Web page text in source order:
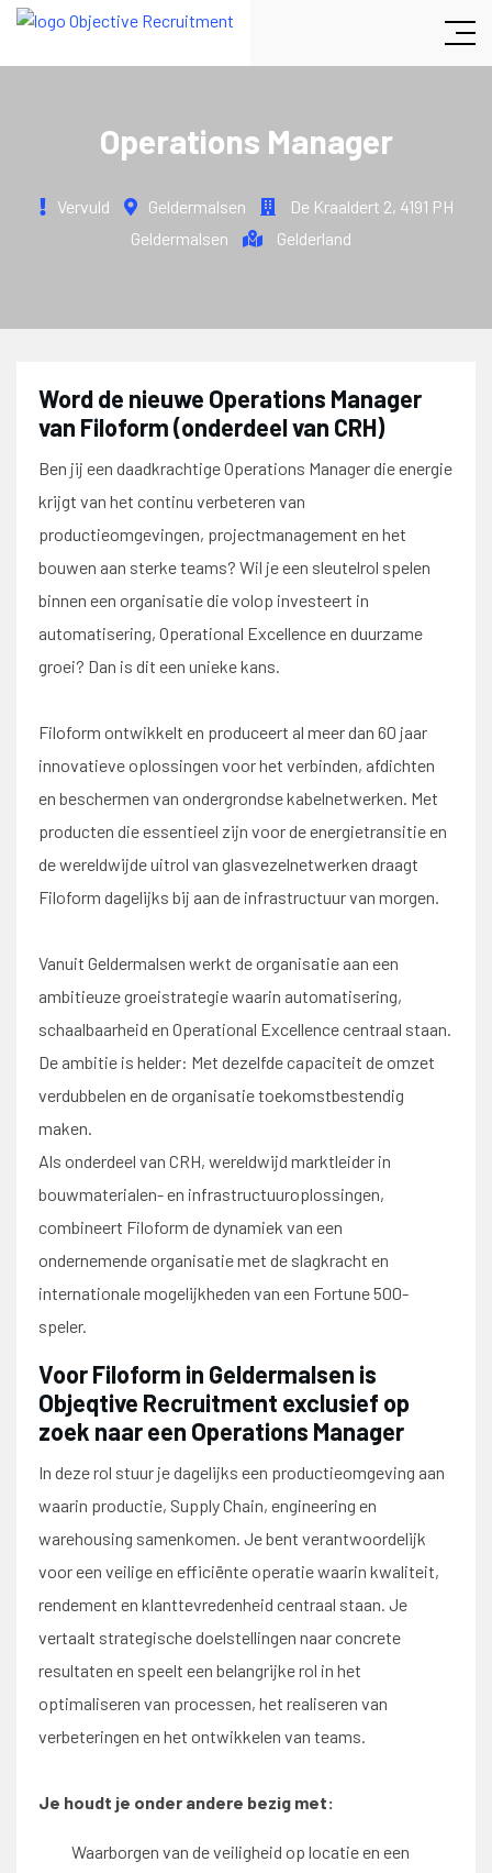
Operations Manager
Vervuld Geldermalsen De Kraaldert 2, 4191 PH
Geldermalsen
Gelderland
Word de nieuwe Operations Manager
van Filoform (onderdeel van CRH)
Ben jij een daadkrachtige Operations Manager die energie
krijgt van het continu verbeteren van
productieomgevingen, projectmanagement en het
bouwen aan sterke teams? Wil je een sleutelrol spelen
binnen een organisatie die volop investeert in
automatisering, Operational Excellence en duurzame
groei? Dan is dit een unieke kans.
Filoform ontwikkelt en produceert al meer dan 60 jaar
innovatieve oplossingen voor het verbinden, afdichten
en beschermen van ondergrondse kabelnetwerken. Met
producten die essentieel zijn voor de energietransitie en
de wereldwijde uitrol van glasvezelnetwerken draagt
Filoform dagelijks bij aan de infrastructuur van morgen.
Vanuit Geldermalsen werkt de organisatie aan een
ambitieuze groeistrategie waarin automatisering,
schaalbaarheid en Operational Excellence centraal staan.
De ambitie is helder: Met dezelfde capaciteit de omzet
verdubbelen en de organisatie toekomstbestendig
maken.
Als onderdeel van CRH, wereldwijd marktleider in
bouwmaterialen- en infrastructuuroplossingen,
combineert Filoform de dynamiek van een
ondernemende organisatie met de slagkracht en
internationale mogelijkheden van een Fortune 500-
speler.
Voor Filoform in Geldermalsen is
Objeqtive Recruitment exclusief op
zoek naar een Operations Manager
In deze rol stuur je dagelijks een productieomgeving aan
waarin productie, Supply Chain, engineering en
warehousing samenkomen. Je bent verantwoordelijk
voor een veilige en efficiënte operatie waarin kwaliteit,
rendement en klanttevredenheid centraal staan. Je
vertaalt strategische doelstellingen naar concrete
resultaten en speelt een belangrijke rol in het
optimaliseren van processen, het realiseren van
verbeteringen en het ontwikkelen van teams.
Je houdt je onder andere bezig met:
Waarborgen van de veiligheid op locatie en een